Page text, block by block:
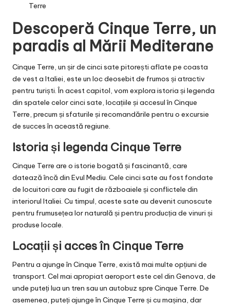
Terre
Descoperă Cinque Terre, un
paradis al Mării Mediterane
Cinque Terre, un șir de cinci sate pitorești aflate pe coasta
de vest a Italiei, este un loc deosebit de frumos și atractiv
pentru turiști. În acest capitol, vom explora istoria și legenda
din spatele celor cinci sate, locațiile și accesul în Cinque
Terre, precum și sfaturile și recomandările pentru o excursie
de succes în această regiune.
Istoria și legenda Cinque Terre
Cinque Terre are o istorie bogată și fascinantă, care
datează încă din Evul Mediu. Cele cinci sate au fost fondate
de locuitori care au fugit de războaiele și conflictele din
interiorul Italiei. Cu timpul, aceste sate au devenit cunoscute
pentru frumusețea lor naturală și pentru producția de vinuri și
produse locale.
Locații și acces în Cinque Terre
Pentru a ajunge în Cinque Terre, există mai multe opțiuni de
transport. Cel mai apropiat aeroport este cel din Genova, de
unde puteți lua un tren sau un autobuz spre Cinque Terre. De
asemenea, puteți ajunge în Cinque Terre și cu mașina, dar